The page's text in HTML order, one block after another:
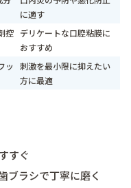
に適す
控 デリケートな口腔粘膜に
おすすめ
ッ
刺激を最小限に抑えたい
方に最適
すぐ
ブラシで丁寧に磨く